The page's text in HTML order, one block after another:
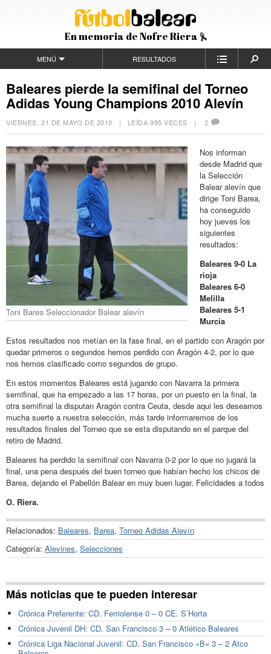
En memoria de Nofre Riera
MENÚ RESULTADOS
Baleares pierde la semifinal del Torneo
Adidas Young Champions 2010 Alevín
VIERNES, 21 DE MAYO DE 2010 | LEÍDA 995 VECES |2
Toni Barea Seleccionador Balear alevín
Nos informan
desde Madrid que
la Selección
Balear alevín que
dirige Toni Barea,
ha conseguido
hoy jueves los
siguientes
resultados:
Baleares 9-0 La
rioja
Baleares 6-0
Melilla
Baleares 5-1
Murcia
Estos resultados nos metían en la fase final, en el partido con Aragón por
quedar primeros o segundos hemos perdido con Aragón 4-2, por lo que
nos hemos clasificado como segundos de grupo.
En estos momentos Baleares está jugando con Navarra la primera
semifinal, que ha empezado a las 17 horas, por un puesto en la final, la
otra semifinal la disputan Aragón contra Ceuta, desde aqui les deseamos
mucha suerte a nuestra selección, más tarde informaremos de los
resultados finales del Torneo que se esta disputando en el parque del
retiro de Madrid.
Baleares ha perdido la semifinal con Navarra 0-2 por lo que no jugará la
final, una pena después del buen torneo que habían hecho los chicos de
Barea, dejando el Pabellón Balear en muy buen lugar, Felicidades a todos
O. Riera.
Relacionados: Baleares, Barea, Torneo Adidas Alevín
Categoría: Alevines, Selecciones
Más noticias que te pueden interesar
Crónica Preferente: CD. Ferriolense 0 – 0 CE. S’Horta
Crónica Juvenil DH: CD. San Francisco 3 – 0 Atlético Baleares
Crónica Liga Nacional Juvenil: CD. San Francisco «B» 3 – 2 Atco